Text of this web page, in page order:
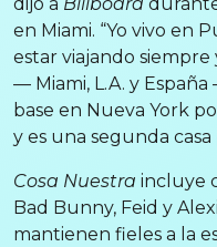
en Miami. “Yo vivo en
estar viajando siempre
— Miami, L.A. y
base en Nueva York
y es una segunda casa
Cosa Nuestra incluye
Bad Bunny, Feid y
mantienen fieles a la